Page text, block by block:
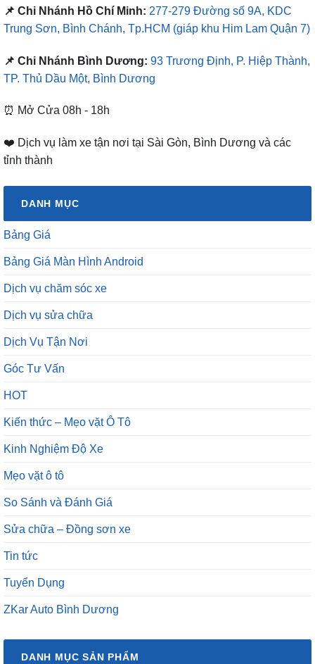
📌 Chi Nhánh Hồ Chí Minh: 277-279 Đường số 9A, KDC
Trung Sơn, Bình Chánh, Tp.HCM (giáp khu Him Lam Quận 7)
📌 Chi Nhánh Bình Dương: 93 Trương Định, P. Hiệp Thành,
TP. Thủ Dầu Một, Bình Dương
⏰ Mở Cửa 08h - 18h
❤️ Dịch vụ làm xe tận nơi tại Sài Gòn, Bình Dương và các
tỉnh thành
DANH MỤC
Bảng Giá
Bảng Giá Màn Hình Android
Dịch vụ chăm sóc xe
Dịch vụ sửa chữa
Dịch Vụ Tận Nơi
Góc Tư Vấn
HOT
Kiến thức – Mẹo vặt Ô Tô
Kinh Nghiệm Độ Xe
Mẹo vặt ô tô
So Sánh và Đánh Giá
Sửa chữa – Đồng sơn xe
Tin tức
Tuyển Dụng
ZKar Auto Bình Dương
DANH MỤC SẢN PHẨM